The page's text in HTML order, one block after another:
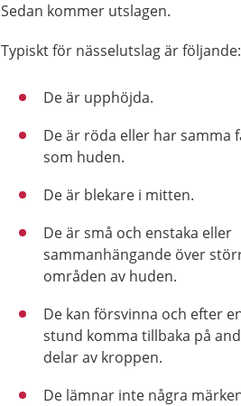
Sedan kommer utslagen.
Typiskt för nässelutslag är följande:
De är upphöjda.
De är röda eller har samma
som huden.
De är blekare i mitten.
De är små och enstaka eller
sammanhängande över
områden av huden.
De kan försvinna och efter
stund komma tillbaka på
delar av kroppen.
De lämnar inte några